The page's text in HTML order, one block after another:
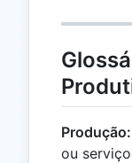
Produção:
ou